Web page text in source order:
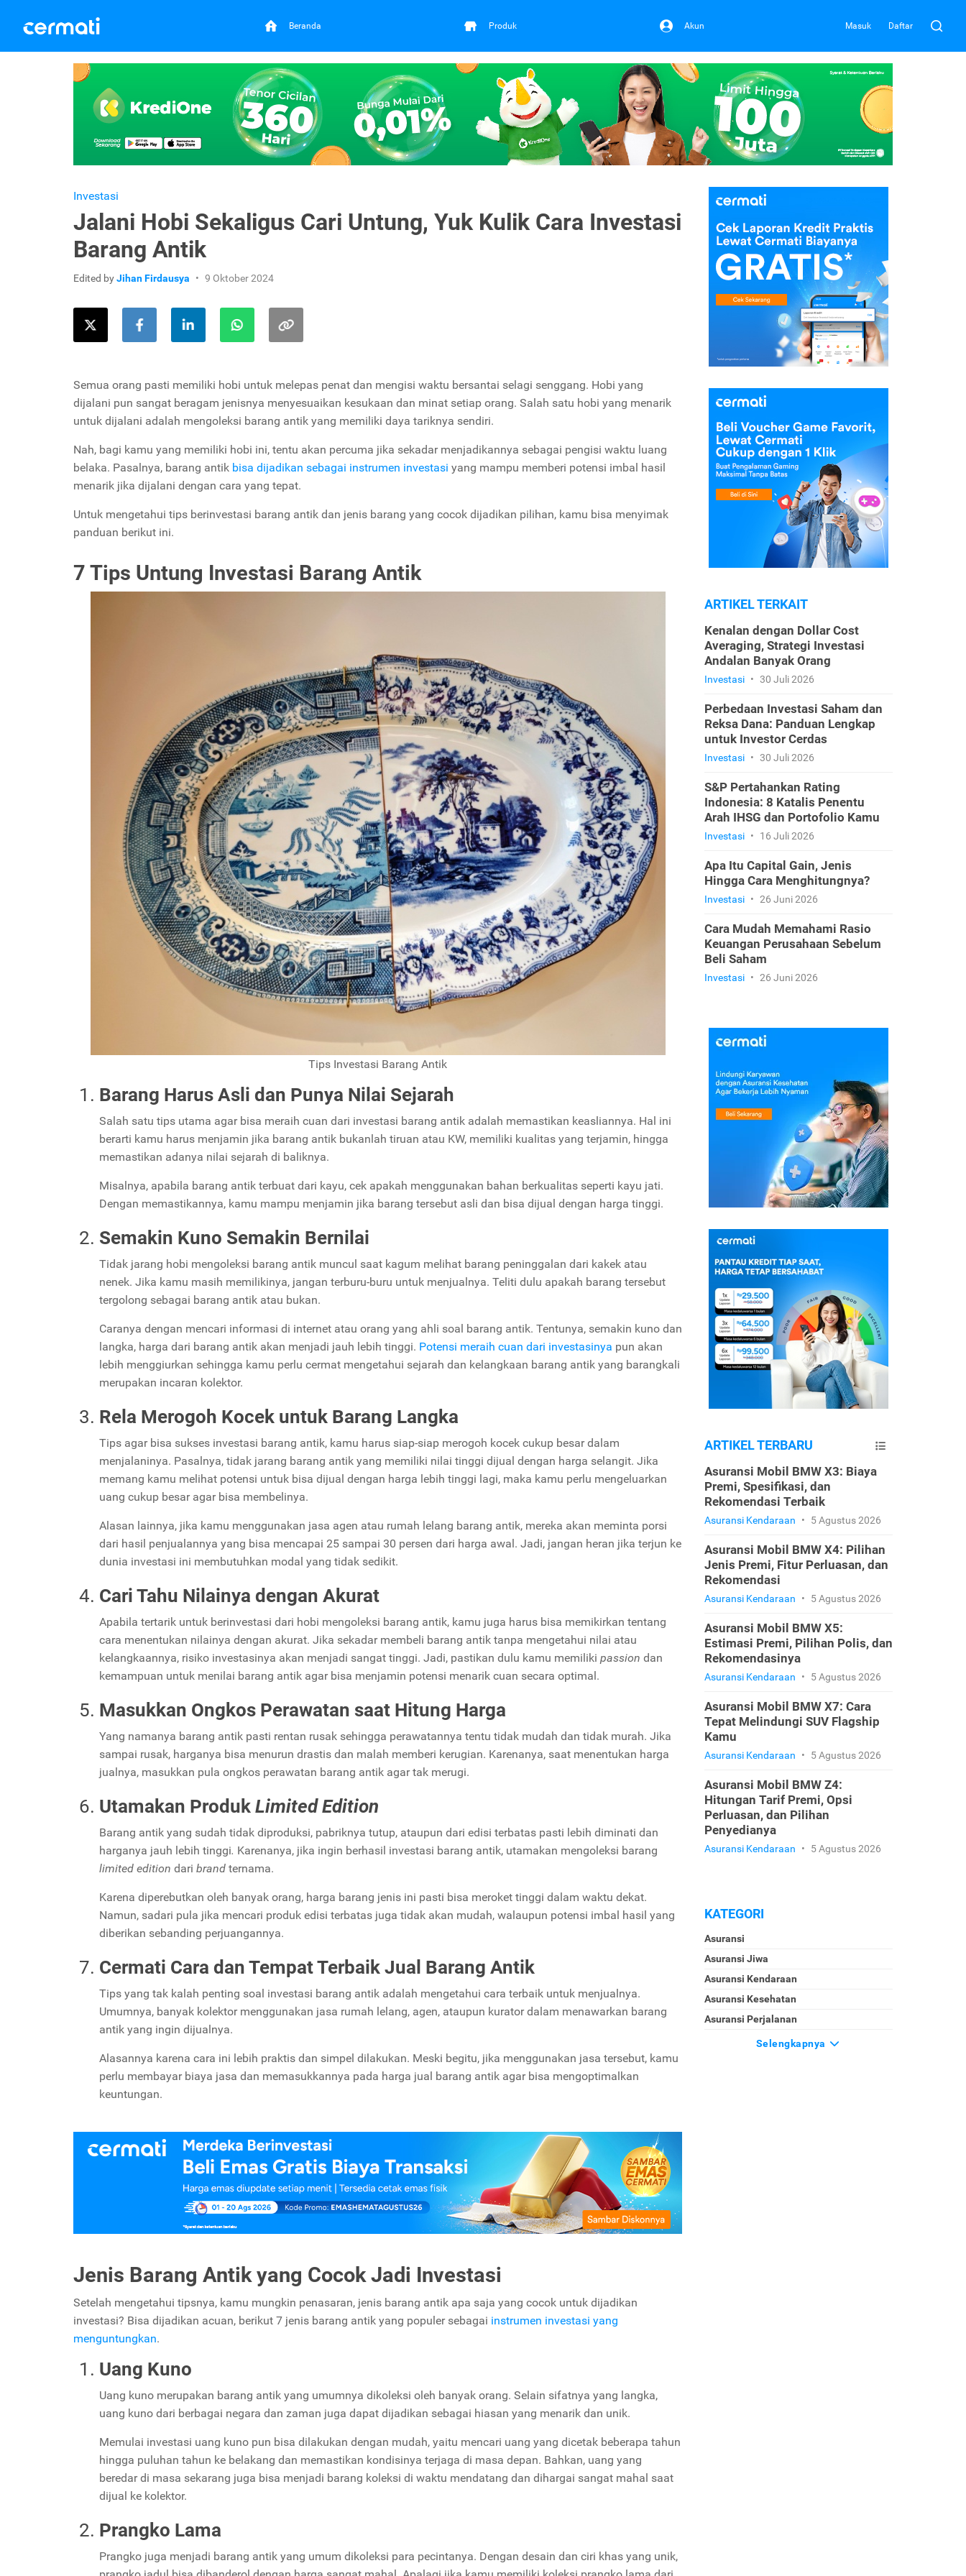
Beranda Produk Akun Masuk Daftar
Investasi
Jalani Hobi Sekaligus Cari Untung, Yuk Kulik Cara Investasi
Barang Antik
Edited byJihan Firdausya 9 Oktober 2024
Semua orang pasti memiliki hobi untuk melepas penat dan mengisi waktu bersantai selagi senggang. Hobi yang
dijalani pun sangat beragam jenisnya menyesuaikan kesukaan dan minat setiap orang. Salah satu hobi yang menarik
untuk dijalani adalah mengoleksi barang antik yang memiliki daya tariknya sendiri.
Nah, bagi kamu yang memiliki hobi ini, tentu akan percuma jika sekadar menjadikannya sebagai pengisi waktu luang
belaka. Pasalnya, barang antik bisa dijadikan sebagai instrumen investasi yang mampu memberi potensi imbal hasil
menarik jika dijalani dengan cara yang tepat.
Untuk mengetahui tips berinvestasi barang antik dan jenis barang yang cocok dijadikan pilihan, kamu bisa menyimak
panduan berikut ini.
7 Tips Untung Investasi Barang Antik
Tips Investasi Barang Antik
Barang Harus Asli dan Punya Nilai Sejarah
Salah satu tips utama agar bisa meraih cuan dari investasi barang antik adalah memastikan keasliannya. Hal ini
berarti kamu harus menjamin jika barang antik bukanlah tiruan atau KW, memiliki kualitas yang terjamin, hingga
memastikan adanya nilai sejarah di baliknya.
Misalnya, apabila barang antik terbuat dari kayu, cek apakah menggunakan bahan berkualitas seperti kayu jati.
Dengan memastikannya, kamu mampu menjamin jika barang tersebut asli dan bisa dijual dengan harga tinggi.
Semakin Kuno Semakin Bernilai
Tidak jarang hobi mengoleksi barang antik muncul saat kagum melihat barang peninggalan dari kakek atau
nenek. Jika kamu masih memilikinya, jangan terburu-buru untuk menjualnya. Teliti dulu apakah barang tersebut
tergolong sebagai barang antik atau bukan.
Caranya dengan mencari informasi di internet atau orang yang ahli soal barang antik. Tentunya, semakin kuno dan
langka, harga dari barang antik akan menjadi jauh lebih tinggi. Potensi meraih cuan dari investasinya pun akan
lebih menggiurkan sehingga kamu perlu cermat mengetahui sejarah dan kelangkaan barang antik yang barangkali
merupakan incaran kolektor.
Rela Merogoh Kocek untuk Barang Langka
Tips agar bisa sukses investasi barang antik, kamu harus siap-siap merogoh kocek cukup besar dalam
menjalaninya. Pasalnya, tidak jarang barang antik yang memiliki nilai tinggi dijual dengan harga selangit. Jika
memang kamu melihat potensi untuk bisa dijual dengan harga lebih tinggi lagi, maka kamu perlu mengeluarkan
uang cukup besar agar bisa membelinya.
Alasan lainnya, jika kamu menggunakan jasa agen atau rumah lelang barang antik, mereka akan meminta porsi
dari hasil penjualannya yang bisa mencapai 25 sampai 30 persen dari harga awal. Jadi, jangan heran jika terjun ke
dunia investasi ini membutuhkan modal yang tidak sedikit.
Cari Tahu Nilainya dengan Akurat
Apabila tertarik untuk berinvestasi dari hobi mengoleksi barang antik, kamu juga harus bisa memikirkan tentang
cara menentukan nilainya dengan akurat. Jika sekadar membeli barang antik tanpa mengetahui nilai atau
kelangkaannya, risiko investasinya akan menjadi sangat tinggi. Jadi, pastikan dulu kamu memiliki passion dan
kemampuan untuk menilai barang antik agar bisa menjamin potensi menarik cuan secara optimal.
Masukkan Ongkos Perawatan saat Hitung Harga
Yang namanya barang antik pasti rentan rusak sehingga perawatannya tentu tidak mudah dan tidak murah. Jika
sampai rusak, harganya bisa menurun drastis dan malah memberi kerugian. Karenanya, saat menentukan harga
jualnya, masukkan pula ongkos perawatan barang antik agar tak merugi.
Utamakan Produk Limited Edition
Barang antik yang sudah tidak diproduksi, pabriknya tutup, ataupun dari edisi terbatas pasti lebih diminati dan
harganya jauh lebih tinggi. Karenanya, jika ingin berhasil investasi barang antik, utamakan mengoleksi barang
limited edition dari brand ternama.
Karena diperebutkan oleh banyak orang, harga barang jenis ini pasti bisa meroket tinggi dalam waktu dekat.
Namun, sadari pula jika mencari produk edisi terbatas juga tidak akan mudah, walaupun potensi imbal hasil yang
diberikan sebanding perjuangannya.
Cermati Cara dan Tempat Terbaik Jual Barang Antik
Tips yang tak kalah penting soal investasi barang antik adalah mengetahui cara terbaik untuk menjualnya.
Umumnya, banyak kolektor menggunakan jasa rumah lelang, agen, ataupun kurator dalam menawarkan barang
antik yang ingin dijualnya.
Alasannya karena cara ini lebih praktis dan simpel dilakukan. Meski begitu, jika menggunakan jasa tersebut, kamu
perlu membayar biaya jasa dan memasukkannya pada harga jual barang antik agar bisa mengoptimalkan
keuntungan.
Jenis Barang Antik yang Cocok Jadi Investasi
Setelah mengetahui tipsnya, kamu mungkin penasaran, jenis barang antik apa saja yang cocok untuk dijadikan
investasi? Bisa dijadikan acuan, berikut 7 jenis barang antik yang populer sebagai instrumen investasi yang
menguntungkan.
Uang Kuno
Uang kuno merupakan barang antik yang umumnya dikoleksi oleh banyak orang. Selain sifatnya yang langka,
uang kuno dari berbagai negara dan zaman juga dapat dijadikan sebagai hiasan yang menarik dan unik.
Memulai investasi uang kuno pun bisa dilakukan dengan mudah, yaitu mencari uang yang dicetak beberapa tahun
hingga puluhan tahun ke belakang dan memastikan kondisinya terjaga di masa depan. Bahkan, uang yang
beredar di masa sekarang juga bisa menjadi barang koleksi di waktu mendatang dan dihargai sangat mahal saat
dijual ke kolektor.
Prangko Lama
Prangko juga menjadi barang antik yang umum dikoleksi para pecintanya. Dengan desain dan ciri khas yang unik,
ARTIKEL TERKAIT
Kenalan dengan Dollar Cost
Averaging, Strategi Investasi
Andalan Banyak Orang
Investasi • 30 Juli 2026
Perbedaan Investasi Saham dan
Reksa Dana: Panduan Lengkap
untuk Investor Cerdas
Investasi • 30 Juli 2026
S&P Pertahankan Rating
Indonesia: 8 Katalis Penentu
Arah IHSG dan Portofolio Kamu
Investasi • 16 Juli 2026
Apa Itu Capital Gain, Jenis
Hingga Cara Menghitungnya?
Investasi • 26 Juni 2026
Cara Mudah Memahami Rasio
Keuangan Perusahaan Sebelum
Beli Saham
Investasi • 26 Juni 2026
ARTIKEL TERBARU
Asuransi Mobil BMW X3: Biaya
Premi, Spesifikasi, dan
Rekomendasi Terbaik
Asuransi Kendaraan • 5 Agustus 2026
Asuransi Mobil BMW X4: Pilihan
Jenis Premi, Fitur Perluasan, dan
Rekomendasi
Asuransi Kendaraan • 5 Agustus 2026
Asuransi Mobil BMW X5:
Estimasi Premi, Pilihan Polis, dan
Rekomendasinya
Asuransi Kendaraan • 5 Agustus 2026
Asuransi Mobil BMW X7: Cara
Tepat Melindungi SUV Flagship
Kamu
Asuransi Kendaraan • 5 Agustus 2026
Asuransi Mobil BMW Z4:
Hitungan Tarif Premi, Opsi
Perluasan, dan Pilihan
Penyedianya
Asuransi Kendaraan • 5 Agustus 2026
KATEGORI
Asuransi
Asuransi Jiwa
Asuransi Kendaraan
Asuransi Kesehatan
Asuransi Perjalanan
Selengkapnya